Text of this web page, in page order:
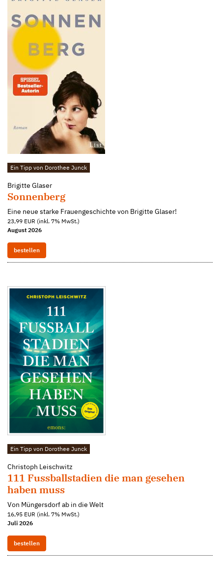
Ein Tipp von Dorothee Junck
Brigitte Glaser
Sonnenberg
Eine neue starke Frauengeschichte von Brigitte Glaser!
23,99 EUR (inkl. 7% MwSt.)
August 2026
bestellen
Ein Tipp von Dorothee Junck
Christoph Leischwitz
111 Fussballstadien die man gesehen
haben muss
Von Müngersdorf ab in die Welt
16,95 EUR (inkl. 7% MwSt.)
Juli 2026
bestellen